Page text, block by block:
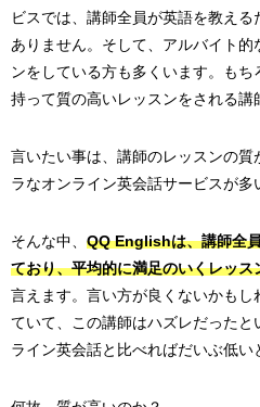
ビスでは、講師全員が英語を教え
ありません。そして、アルバイト
ンをしている方も多くいます。も
持って質の高いレッスンをされる講
言いたい事は、講師のレッスンの
ラなオンライン英会話サービスが多
そんな中、 QQ Englishは、講師全
ており、平均的に満足のいくレッ
言えます。言い方が良くないかもし
ていて、この講師はハズレだった
ライン英会話と比べればだいぶ低い